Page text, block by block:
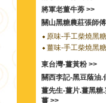
將軍老董牛蒡 >>
關山黑糖農莊張師
原味-手工柴燒黑糖
薑味-手工柴燒黑糖
東台灣-薑黃粉 >>
關西李記-黑豆蔭油.
薑先生-薑片.薑黑糖
薑 >>